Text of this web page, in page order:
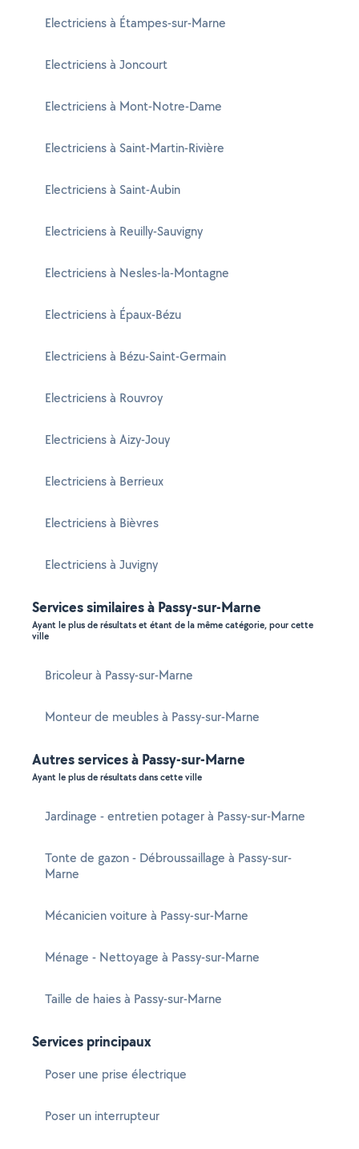
Electriciens à Étampes-sur-Marne
Electriciens à Joncourt
Electriciens à Mont-Notre-Dame
Electriciens à Saint-Martin-Rivière
Electriciens à Saint-Aubin
Electriciens à Reuilly-Sauvigny
Electriciens à Nesles-la-Montagne
Electriciens à Épaux-Bézu
Electriciens à Bézu-Saint-Germain
Electriciens à Rouvroy
Electriciens à Aizy-Jouy
Electriciens à Berrieux
Electriciens à Bièvres
Electriciens à Juvigny
Services similaires à Passy-sur-Marne
Ayant le plus de résultats et étant de la même catégorie, pour cette
ville
Bricoleur à Passy-sur-Marne
Monteur de meubles à Passy-sur-Marne
Autres services à Passy-sur-Marne
Ayant le plus de résultats dans cette ville
Jardinage - entretien potager à Passy-sur-Marne
Tonte de gazon - Débroussaillage à Passy-sur-
Marne
Mécanicien voiture à Passy-sur-Marne
Ménage - Nettoyage à Passy-sur-Marne
Taille de haies à Passy-sur-Marne
Services principaux
Poser une prise électrique
Poser un interrupteur